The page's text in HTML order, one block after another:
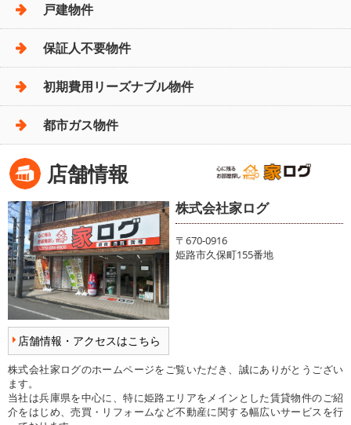
戸建物件
保証人不要物件
初期費用リーズナブル物件
都市ガス物件
店舗情報
店舗情報・アクセスはこちら
株式会社家ログ
〒670-0916
姫路市久保町155番地
株式会社家ログのホームページをご覧いただき、誠にありがとうござい
ます。
当社は兵庫県を中心に、特に姫路エリアをメインとした賃貸物件のご紹
介をはじめ、売買・リフォームなど不動産に関する幅広いサービスを行